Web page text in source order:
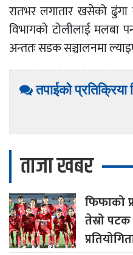
रातभर लगातार खसेको
विभागको टोलीलाई मलबा
अन्ततः सडक सञ्चालनमा
तपाईको प्रतिक्रिया
ताजा खबर
फिफाको
तेस्रो पटक